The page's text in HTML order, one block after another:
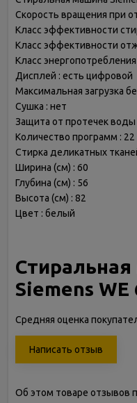
Скорость вращения при
Класс эффективности
Класс эффективности
Класс энергопотребления
Дисплей : есть цифровой
Максимальная загрузка
Сушка : нет
Защита от протечек воды
Количество программ : 22
Стирка деликатных
Ширина (см) : 60
Глубина (см) : 56
Высота (см) : 82
Цвет : белый
Siemens
Средняя оценка
Написать отзыв
Об этом товаре отзывов